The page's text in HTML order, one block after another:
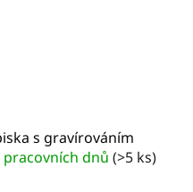
s gravírováním
dnů (>5 ks)